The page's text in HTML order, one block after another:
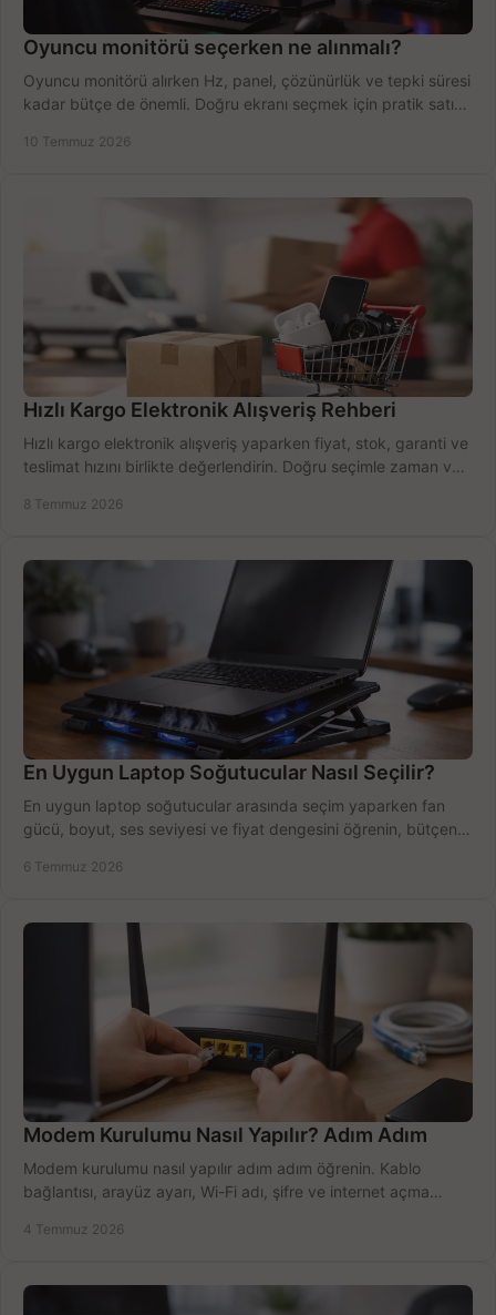
Oyuncu monitörü seçerken ne alınmalı?
Oyuncu monitörü alırken Hz, panel, çözünürlük ve tepki süresi
kadar bütçe de önemli. Doğru ekranı seçmek için pratik satın
10 Temmuz 2026
Hızlı Kargo Elektronik Alışveriş Rehberi
Hızlı kargo elektronik alışveriş yaparken fiyat, stok, garanti ve
teslimat hızını birlikte değerlendirin. Doğru seçimle zaman ve
8 Temmuz 2026
En Uygun Laptop Soğutucular Nasıl Seçilir?
En uygun laptop soğutucular arasında seçim yaparken fan
gücü, boyut, ses seviyesi ve fiyat dengesini öğrenin, bütçenizi
6 Temmuz 2026
Modem Kurulumu Nasıl Yapılır? Adım Adım
Modem kurulumu nasıl yapılır adım adım öğrenin. Kablo
bağlantısı, arayüz ayarı, Wi-Fi adı, şifre ve internet açma
4 Temmuz 2026